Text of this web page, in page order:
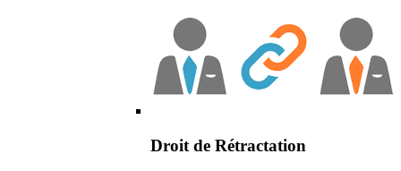
Droit de Rétractation